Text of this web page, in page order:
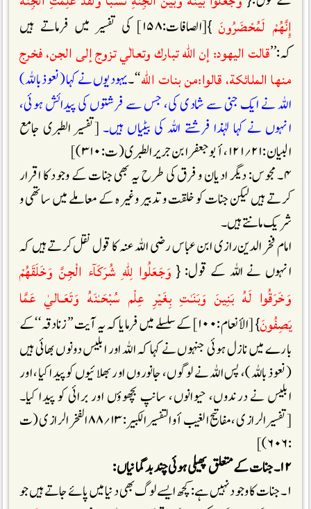
إِنَّهُمْ لَمُحْضَرُونَ
}[الصافات:۱۵۸] کی تفسیر میں فرماتے ہیں
کہ:’’قالت اليهود: إن اللّٰه تبارك وتعالٰي تزوج إلى الجن، فخرج
منها الملائكة، قالوا:من بنات اللّٰه‘‘۔یہودیوں نے کہا (نعوذ باللہ)
اللہ نے ایک جنی سے شادی کی، جس سے فرشتوں کی پیدائش ہوئی،
انہوں نے کہا لہٰذا فرشتے اللہ کی بیٹیاں ہیں۔[تفسیر الطبری جامع
البیان:۲۱؍۱۲۱، أبو جعفر ابن جریر الطبری (ت:۳۱۰)]
۴۔ مجوس: دیگر ادیان و فرق کی طرح یہ بھی جنات کے وجود کا اقرار
کرتے ہیں لیکن جنات کو خلقت و تدبیر وغیرہ کے معاملے میں ساتھی و
شریک مانتے ہیں۔
امام فخر الدین رازی ابن عباس رضی اللہ عنہ کا قول نقل کرتے ہیں کہ
انہوں نے اللہ کے قول: { وَجَعَلُوا لِلّٰهِ شُرَكَآء الْجِنَّ وَخَلَقَهُمْ
وَخَرَقُوا لَهُ بَنِينَ وَبَنَـٰتِ بِغَيْرِ عِلْم سُبْحَـٰنَهُ وَتَعَـاليٰ عَمَّا
يَصِفُونَ
} [الأنعام:۱۰۰] کے سلسلے میں فرمایا کہ یہ آیت ’’زنادقہ‘‘کے
بارے میں نازل ہوئی جنہوں نے کہا کہ اللہ اور ابلیس دونوں بھائی ہیں
(نعوذ باللہ)، پس اللہ نے لوگوں، جانوروں اور بھلائیوں کو پیدا کیا، اور
ابلیس نے درندوں، حیوانوں، سانپ بچھوؤں اور برائی کو پیدا کیا۔
[تفسیر الرازی ،مفاتیح الغیب أو التفسیر الکبیر :۱۳؍۸۸ الفخر الرازی (ت
:۶۰۶)]
۱۲۔ جنات کے متعلق پھیلی ہوئی چند بد گمانیاں :
۱۔ جنات کا وجود نہیں ہے: کچھ ایسے لوگ بھی دنیا میں پائے جاتے ہیں جو